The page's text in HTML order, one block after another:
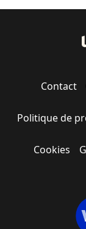
Contact
Politique de
Cookies